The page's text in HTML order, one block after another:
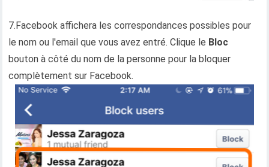
7.Facebook affichera les correspondances possibles pour
le nom ou l'email que vous avez entré. Clique le Bloc
bouton à côté du nom de la personne pour la bloquer
complètement sur Facebook.